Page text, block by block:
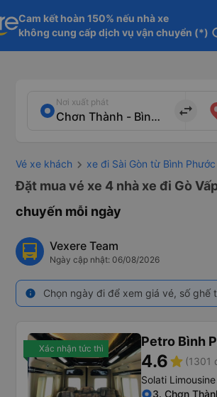
Cam kết hoàn 150% nếu nhà xe
không cung cấp dịch vụ vận chuyển (*)
Nơi xuất phát
import_export
Vé xe khách xe đi Sài Gòn từ Bình Phước
Đặt mua vé xe 4 nhà xe đi Gò
chuyến mỗi ngày
Vexere Team
Ngày cập nhật: 06/08/2026
info Chọn ngày đi để xem giá vé, số
Xác nhận tức thì Petro Bình
4.6star (1301
Solati
3. Chơn